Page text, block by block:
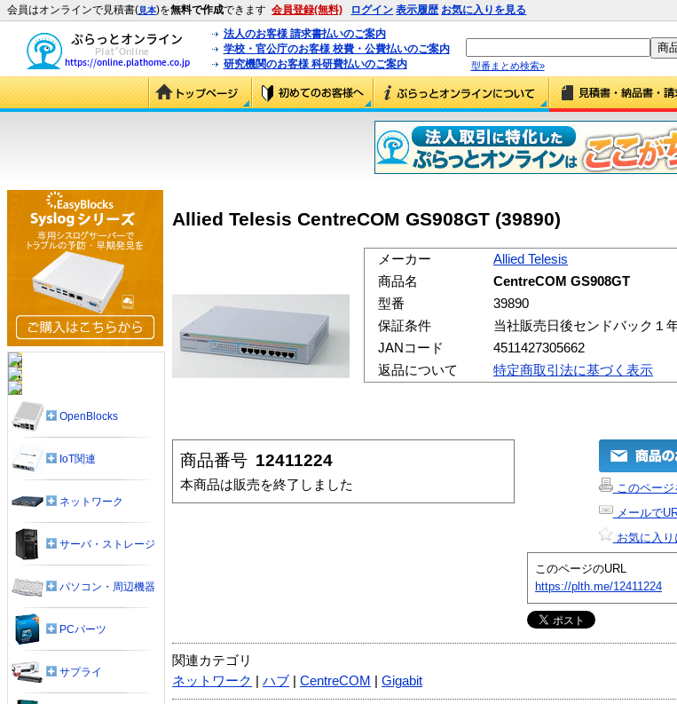
会員はオンラインで見積書(見本)を無料で作成できます 会員登録(無料) ログイン 表示履歴 お気に入りを見る
法人のお客様 請求書払いのご案内
学校・官公庁のお客様 校費・公費払いのご案内
研究機関のお客様 科研費払いのご案内
型番まとめ検索»
Allied Telesis CentreCOM GS908GT (39890)
メーカー
Allied Telesis
商品名
CentreCOM GS908GT
型番
39890
保証条件
当社販売日後センドバック１
JANコード
4511427305662
返品について
特定商取引法に基づく表示
商品番号 12411224
本商品は販売を終了しました
このページ
メールで
お気に入
このページのURL
https://plth.me/12411224
関連カテゴリ
ネットワーク
ハブ CentreCOM Gigabit
OpenBlocks
IoT関連
ネットワーク
サーバ・ストレージ
パソコン・周辺機器
PCパーツ
サプライ